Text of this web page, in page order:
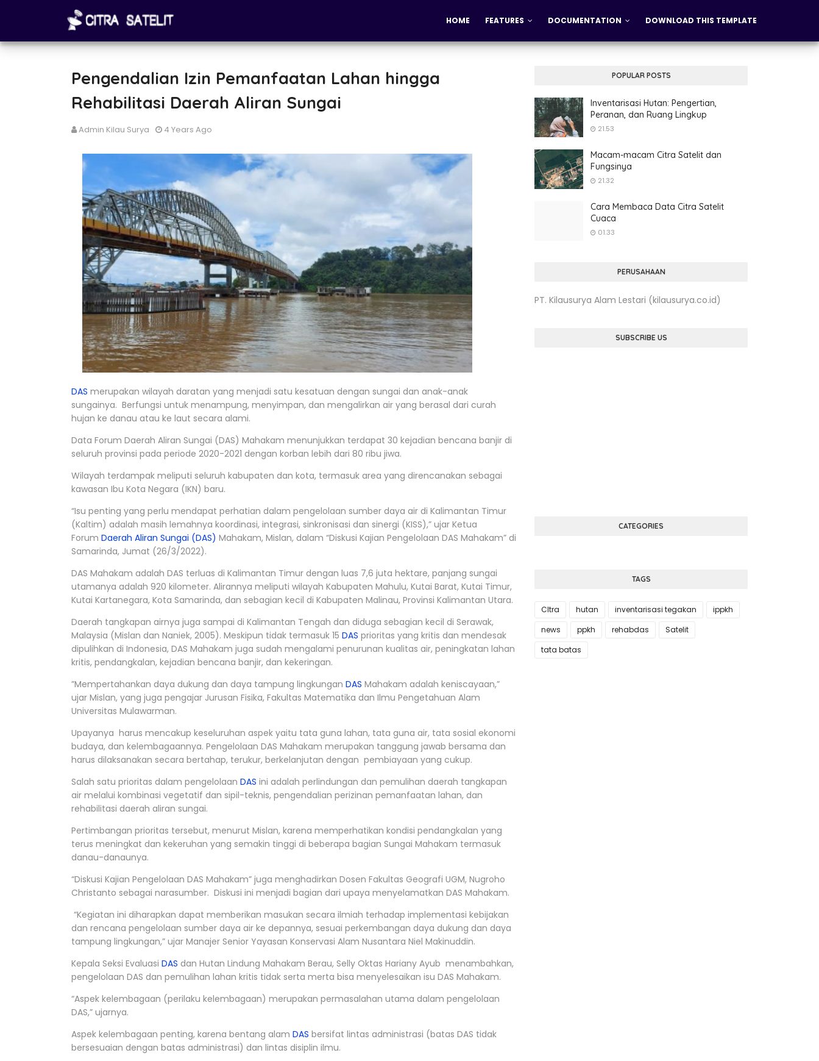
HOME FEATURES DOCUMENTATION DOWNLOAD THIS TEMPLATE
Pengendalian Izin Pemanfaatan Lahan hingga
Rehabilitasi Daerah Aliran Sungai
Admin Kilau Surya 4 Years Ago
DAS merupakan wilayah daratan yang menjadi satu kesatuan dengan sungai dan anak-anak
sungainya. Berfungsi untuk menampung, menyimpan, dan mengalirkan air yang berasal dari curah
hujan ke danau atau ke laut secara alami.
Data Forum Daerah Aliran Sungai (DAS) Mahakam menunjukkan terdapat 30 kejadian bencana banjir di
seluruh provinsi pada periode 2020-2021 dengan korban lebih dari 80 ribu jiwa.
Wilayah terdampak meliputi seluruh kabupaten dan kota, termasuk area yang direncanakan sebagai
kawasan Ibu Kota Negara (IKN) baru.
“Isu penting yang perlu mendapat perhatian dalam pengelolaan sumber daya air di Kalimantan Timur
(Kaltim) adalah masih lemahnya koordinasi, integrasi, sinkronisasi dan sinergi (KISS),” ujar Ketua
Forum Daerah Aliran Sungai (DAS) Mahakam, Mislan, dalam “Diskusi Kajian Pengelolaan DAS Mahakam” di
Samarinda, Jumat (26/3/2022).
DAS Mahakam adalah DAS terluas di Kalimantan Timur dengan luas 7,6 juta hektare, panjang sungai
utamanya adalah 920 kilometer. Alirannya meliputi wilayah Kabupaten Mahulu, Kutai Barat, Kutai Timur,
Kutai Kartanegara, Kota Samarinda, dan sebagian kecil di Kabupaten Malinau, Provinsi Kalimantan Utara.
Daerah tangkapan airnya juga sampai di Kalimantan Tengah dan diduga sebagian kecil di Serawak,
Malaysia (Mislan dan Naniek, 2005). Meskipun tidak termasuk 15 DAS prioritas yang kritis dan mendesak
dipulihkan di Indonesia, DAS Mahakam juga sudah mengalami penurunan kualitas air, peningkatan lahan
kritis, pendangkalan, kejadian bencana banjir, dan kekeringan.
”Mempertahankan daya dukung dan daya tampung lingkungan DAS Mahakam adalah keniscayaan,”
ujar Mislan, yang juga pengajar Jurusan Fisika, Fakultas Matematika dan Ilmu Pengetahuan Alam
Universitas Mulawarman.
Upayanya harus mencakup keseluruhan aspek yaitu tata guna lahan, tata guna air, tata sosial ekonomi
budaya, dan kelembagaannya. Pengelolaan DAS Mahakam merupakan tanggung jawab bersama dan
harus dilaksanakan secara bertahap, terukur, berkelanjutan dengan pembiayaan yang cukup.
Salah satu prioritas dalam pengelolaan DAS ini adalah perlindungan dan pemulihan daerah tangkapan
air melalui kombinasi vegetatif dan sipil-teknis, pengendalian perizinan pemanfaatan lahan, dan
rehabilitasi daerah aliran sungai.
Pertimbangan prioritas tersebut, menurut Mislan, karena memperhatikan kondisi pendangkalan yang
terus meningkat dan kekeruhan yang semakin tinggi di beberapa bagian Sungai Mahakam termasuk
danau-danaunya.
“Diskusi Kajian Pengelolaan DAS Mahakam” juga menghadirkan Dosen Fakultas Geografi UGM, Nugroho
Christanto sebagai narasumber. Diskusi ini menjadi bagian dari upaya menyelamatkan DAS Mahakam.
“Kegiatan ini diharapkan dapat memberikan masukan secara ilmiah terhadap implementasi kebijakan
dan rencana pengelolaan sumber daya air ke depannya, sesuai perkembangan daya dukung dan daya
tampung lingkungan,” ujar Manajer Senior Yayasan Konservasi Alam Nusantara Niel Makinuddin.
Kepala Seksi Evaluasi DAS dan Hutan Lindung Mahakam Berau, Selly Oktas Hariany Ayub menambahkan,
pengelolaan DAS dan pemulihan lahan kritis tidak serta merta bisa menyelesaikan isu DAS Mahakam.
“Aspek kelembagaan (perilaku kelembagaan) merupakan permasalahan utama dalam pengelolaan
DAS,” ujarnya.
Aspek kelembagaan penting, karena bentang alam DAS bersifat lintas administrasi (batas DAS tidak
bersesuaian dengan batas administrasi) dan lintas disiplin ilmu.
POPULAR POSTS
Inventarisasi Hutan: Pengertian,
Peranan, dan Ruang Lingkup
21.53
Macam-macam Citra Satelit dan
Fungsinya
21.32
Cara Membaca Data Citra Satelit
Cuaca
01.33
PERUSAHAAN
PT. Kilausurya Alam Lestari (kilausurya.co.id)
SUBSCRIBE US
CATEGORIES
TAGS
CItra hutan inventarisasi tegakan
ippkh
news
ppkh rehabdas
Satelit
tata batas